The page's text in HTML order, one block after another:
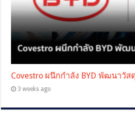
Covestro ผนึกกำลัง BYD พัฒนาวั
3 weeks ago